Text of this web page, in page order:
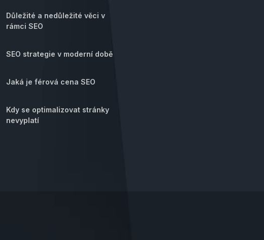
Důležité a nedůležité věci v
rámci SEO
SEO strategie v moderní době
Jaká je férová cena SEO
Kdy se optimalizovat stránky
nevyplatí